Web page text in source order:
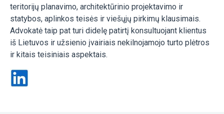
teritorijų planavimo, architektūrinio projektavimo ir
statybos, aplinkos teisės ir viešųjų pirkimų klausimais.
Advokatė taip pat turi didelę patirtį konsultuojant klientus
iš Lietuvos ir užsienio įvairiais nekilnojamojo turto plėtros
ir kitais teisiniais aspektais.